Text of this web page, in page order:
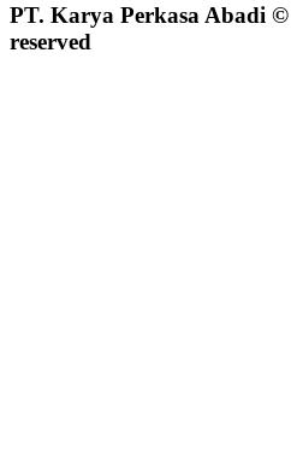
PT. Karya Perkasa Abadi
reserved